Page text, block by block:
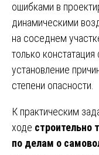
ошибками в
динамическими
на соседнем
только
установление
степени опасности.
К практическим
ходе строительно
по делам о